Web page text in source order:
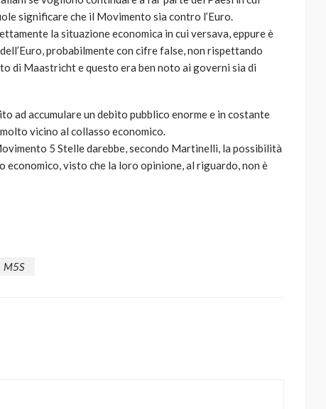
significare che il Movimento sia contro l’Euro.
la situazione economica in cui versava, eppure è
probabilmente con cifre false, non rispettando
di Maastricht e questo era ben noto ai governi sia di
ad accumulare un debito pubblico enorme e in costante
vicino al collasso economico.
5 Stelle darebbe, secondo Martinelli, la possibilità
visto che la loro opinione, al riguardo, non è
M5S